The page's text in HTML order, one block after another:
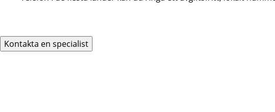
Kontakta en specialist